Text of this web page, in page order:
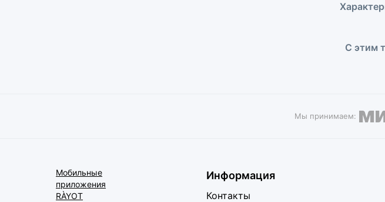
С этим
Мы принимаем:
Мобильные
приложения
RÀYOT
Информация
Контакты